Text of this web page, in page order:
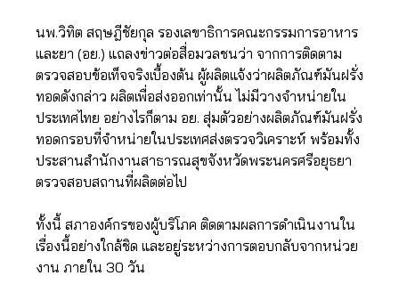
นพ.วิทิต สฤษฎีชัยกุล รองเลขาธิการคณะกรรมการอาหาร
และยา (อย.) แถลงข่าวต่อสื่อมวลชนว่า จากการติดตาม
ตรวจสอบข้อเท็จจริงเบื้องต้น ผู้ผลิตแจ้งว่าผลิตภัณฑ์มันฝรั่ง
ทอดดังกล่าว ผลิตเพื่อส่งออกเท่านั้น ไม่มีวางจำหน่ายใน
ประเทศไทย อย่างไรก็ตาม อย. สุ่มตัวอย่างผลิตภัณฑ์มันฝรั่ง
ทอดกรอบที่จำหน่ายในประเทศส่งตรวจวิเคราะห์ พร้อมทั้ง
ประสานสำนักงานสาธารณสุขจังหวัดพระนครศรีอยุธยา
ตรวจสอบสถานที่ผลิตต่อไป
ทั้งนี้ สภาองค์กรของผู้บริโภค ติดตามผลการดำเนินงานใน
เรื่องนี้อย่างใกล้ชิด และอยู่ระหว่างการตอบกลับจากหน่วย
งาน ภายใน 30 วัน